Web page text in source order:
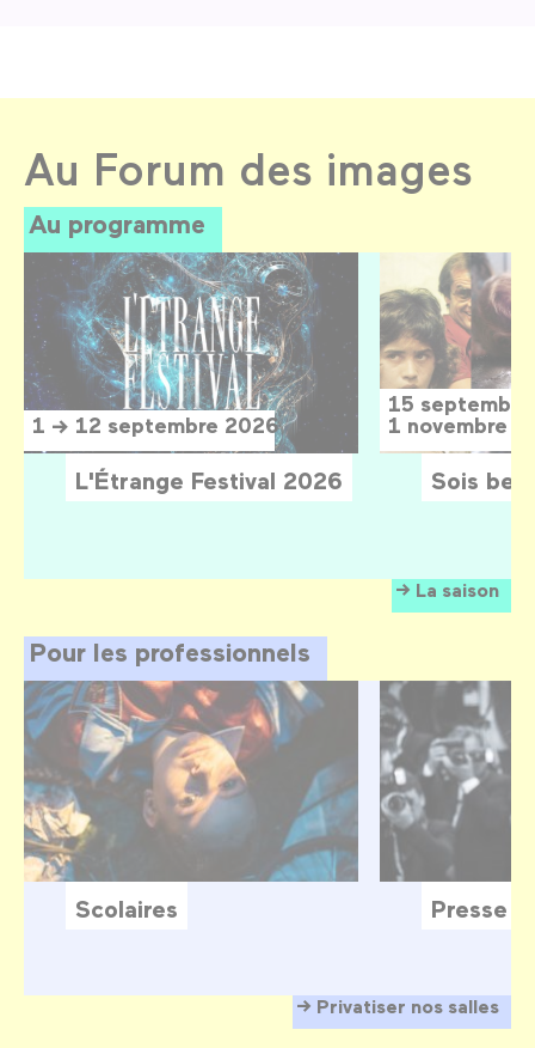
Au Forum des images
Au programme
La saison
1 → 12 septembre 2026
L'Étrange Festival 2026
15
1 novembre
Sois
Pour les professionnels
Privatiser nos salles
Scolaires Presse